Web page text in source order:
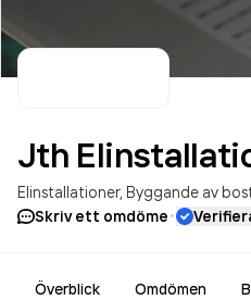
Jth
Elinstallationer Byggande av
Skriv ett omdöme·
Överblick Omdömen